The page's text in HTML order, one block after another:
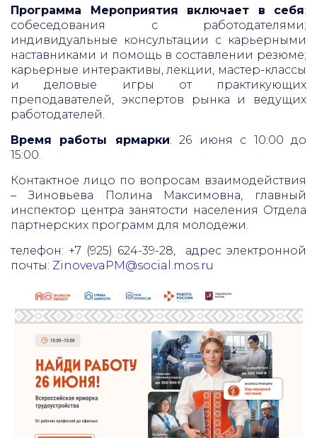
Программа Мероприятия включает в себя:
собеседования с работодателями;
индивидуальные консультации с карьерными
наставниками и помощь в составлении резюме;
карьерные интерактивы, лекции, мастер-классы
и деловые игры от практикующих
преподавателей, экспертов рынка и ведущих
работодателей.
Время работы ярмарки: 26 июня с 10:00 до
15:00.
Контактное лицо по вопросам взаимодействия
– Зиновьева Полина Максимовна, главный
инспектор центра занятости населения Отдела
партнерских программ для молодежи.
телефон: +7 (925) 624-39-28, адрес электронной
почты: ZinovevaPM@social.mos.ru